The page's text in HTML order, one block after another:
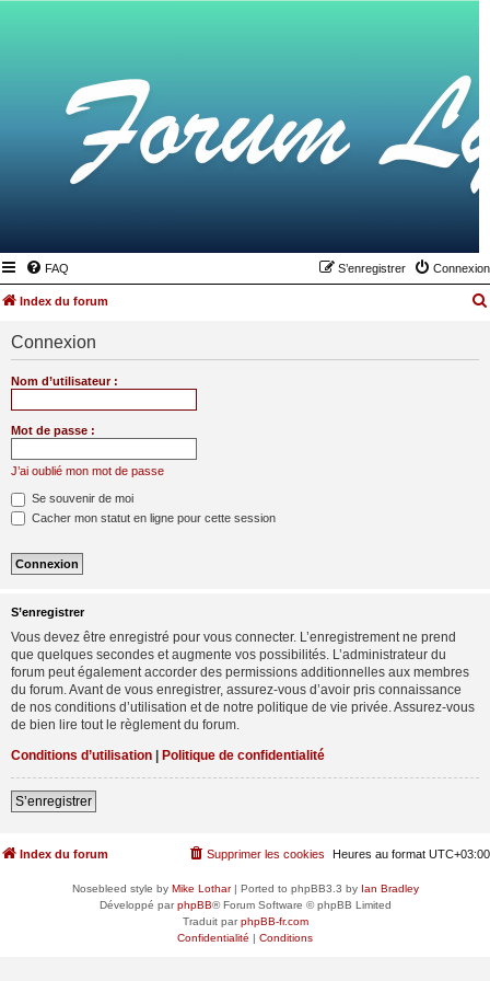
FAQ Connexion
S’enregistrer
Index du forum
Connexion
Nom d’utilisateur :
Mot de passe :
J’ai oublié mon mot de passe
Se souvenir de moi
Cacher mon statut en ligne pour cette session
S’enregistrer
Vous devez être enregistré pour vous connecter. L’enregistrement ne prend
que quelques secondes et augmente vos possibilités. L’administrateur du
forum peut également accorder des permissions additionnelles aux membres
du forum. Avant de vous enregistrer, assurez-vous d’avoir pris connaissance
de nos conditions d’utilisation et de notre politique de vie privée. Assurez-vous
de bien lire tout le règlement du forum.
Conditions d’utilisation | Politique de confidentialité
S’enregistrer
Index du forum Heures au format UTC+03:00
Supprimer les cookies
Nosebleed style by Mike Lothar| Ported to phpBB3.3 by Ian Bradley
Développé parphpBB® Forum Software © phpBB Limited
Traduit parphpBB-fr.com
Confidentialité | Conditions